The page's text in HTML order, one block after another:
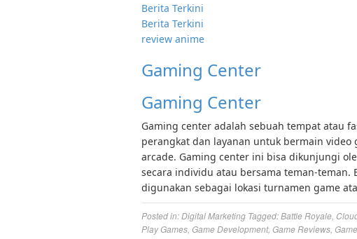
Berita Terkini
Berita Terkini
review anime
Gaming Center
Gaming Center
Gaming center adalah sebuah tempat atau
perangkat dan layanan untuk bermain video
arcade. Gaming center ini bisa dikunjungi
secara individu atau bersama teman-
digunakan sebagai lokasi turnamen game
Posted in:Digital Marketing Tagged:Battle Royale
Play Games Game Development, Game Reviews